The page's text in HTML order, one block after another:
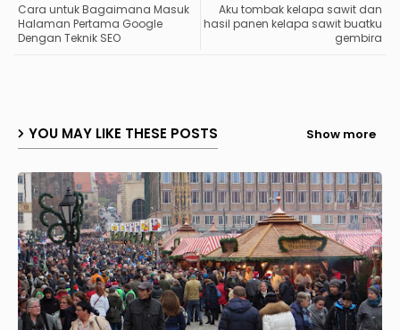
Aku tombak kelapa sawit dan
hasil panen kelapa sawit buatku
gembira
Cara untuk Bagaimana Masuk
Halaman Pertama Google
Dengan Teknik SEO
YOU MAY LIKE THESE POSTS Show more